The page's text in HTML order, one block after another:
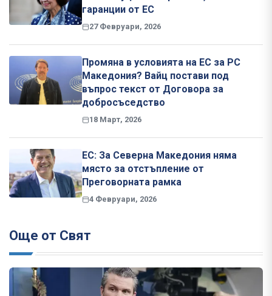
гаранции от ЕС
27 Февруари, 2026
Промяна в условията на ЕС за РС
Македония? Вайц постави под
въпрос текст от Договора за
добросъседство
18 Март, 2026
ЕС: За Северна Македония няма
място за отстъпление от
Преговорната рамка
4 Февруари, 2026
Още от Свят